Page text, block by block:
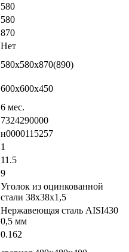
580
580
870
Нет
580х580х870(890)
600х600х450
6 мес.
7324290000
н0000115257
1
11.5
9
Уголок из оцинкованной
стали 38х38х1,5
Нержавеющая сталь AISI430
0,5 мм
0.162